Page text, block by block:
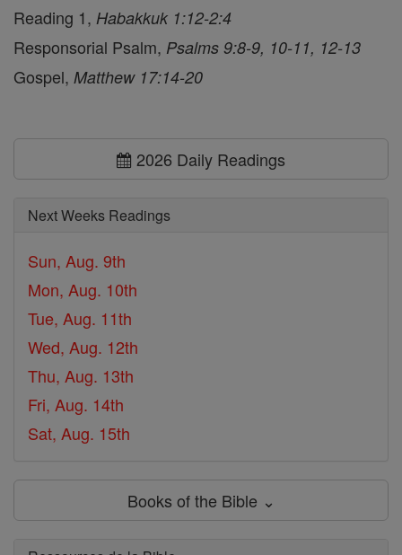
Reading 1, Habakkuk 1:12-2:4
Responsorial Psalm, Psalms 9:8-9, 10-11, 12-13
Gospel, Matthew 17:14-20
2026 Daily Readings
Next Weeks Readings
Sun, Aug. 9th
Mon, Aug. 10th
Tue, Aug. 11th
Wed, Aug. 12th
Thu, Aug. 13th
Fri, Aug. 14th
Sat, Aug. 15th
Books of the Bible ⌄